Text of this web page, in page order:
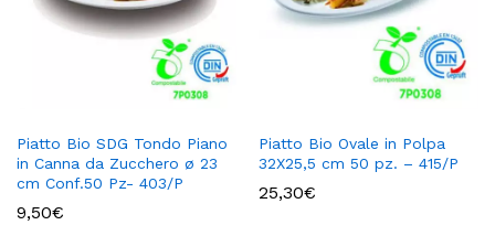
Piatto Bio SDG Tondo Piano
in Canna da Zucchero ø 23
cm Conf.50 Pz- 403/P
9,50€
Piatto Bio Ovale in Polpa
32X25,5 cm 50 pz. – 415/P
25,30€